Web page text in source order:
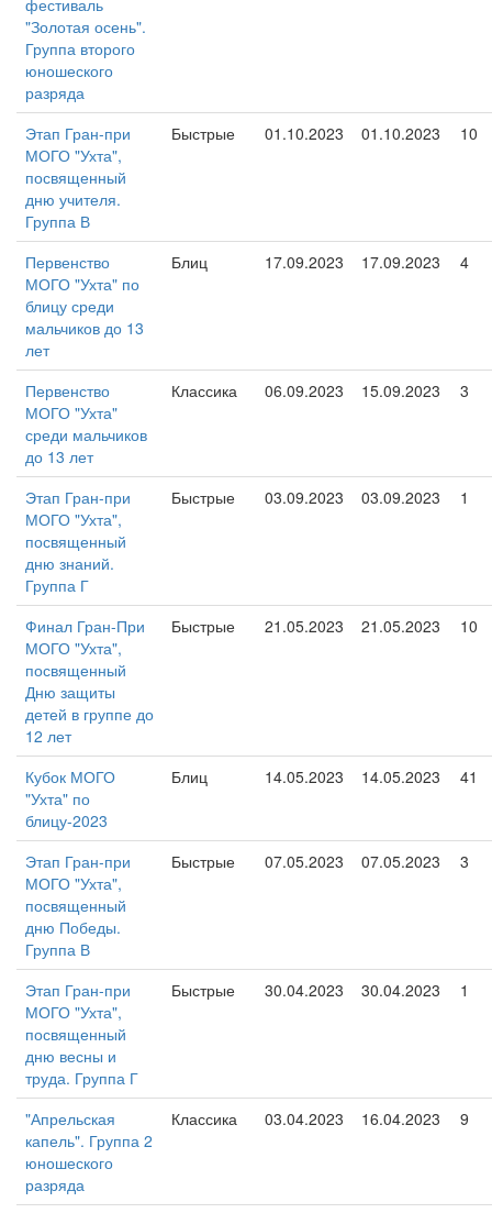
фестиваль
"Золотая осень".
Группа второго
юношеского
разряда
Этап Гран-при
МОГО "Ухта",
посвященный
дню учителя.
Группа В
Быстрые 01.10.2023 01.10.2023 10
Первенство
МОГО "Ухта" по
блицу среди
мальчиков до 13
лет
Блиц 17.09.2023 17.09.2023 4
Первенство
МОГО "Ухта"
среди мальчиков
до 13 лет
Классика 06.09.2023 15.09.2023 3
Этап Гран-при
МОГО "Ухта",
посвященный
дню знаний.
Группа Г
Быстрые 03.09.2023 03.09.2023 1
Финал Гран-При
МОГО "Ухта",
посвященный
Дню защиты
детей в группе до
12 лет
Быстрые 21.05.2023 21.05.2023 10
Кубок МОГО
"Ухта" по
блицу-2023
Блиц 14.05.2023 14.05.2023 41
Этап Гран-при
МОГО "Ухта",
посвященный
дню Победы.
Группа В
Быстрые 07.05.2023 07.05.2023 3
Этап Гран-при
МОГО "Ухта",
посвященный
дню весны и
труда. Группа Г
Быстрые 30.04.2023 30.04.2023 1
"Апрельская
капель". Группа 2
юношеского
разряда
Классика 03.04.2023 16.04.2023 9